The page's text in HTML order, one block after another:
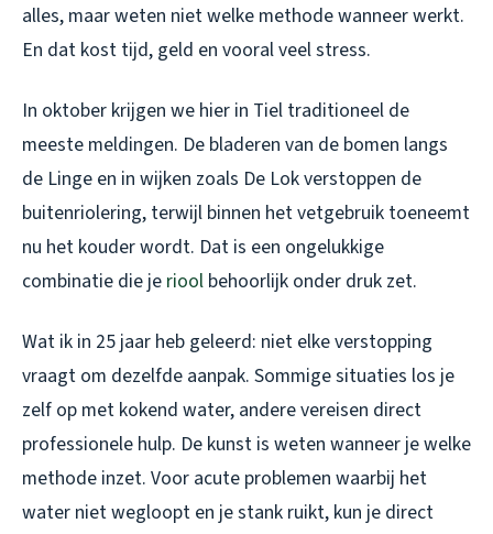
alles, maar weten niet welke methode wanneer werkt.
En dat kost tijd, geld en vooral veel stress.
In oktober krijgen we hier in Tiel traditioneel de
meeste meldingen. De bladeren van de bomen langs
de Linge en in wijken zoals De Lok verstoppen de
buitenriolering, terwijl binnen het vetgebruik toeneemt
nu het kouder wordt. Dat is een ongelukkige
combinatie die je riool behoorlijk onder druk zet.
Wat ik in 25 jaar heb geleerd: niet elke verstopping
vraagt om dezelfde aanpak. Sommige situaties los je
zelf op met kokend water, andere vereisen direct
professionele hulp. De kunst is weten wanneer je welke
methode inzet. Voor acute problemen waarbij het
water niet wegloopt en je stank ruikt, kun je direct